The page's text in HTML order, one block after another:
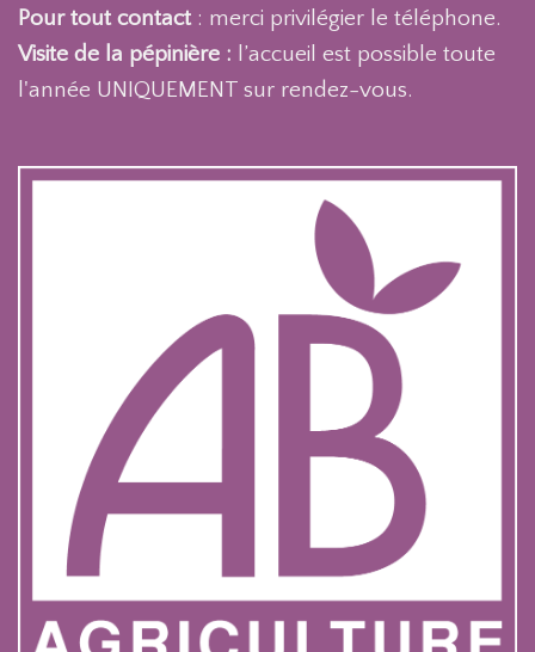
Pour tout contact : merci privilégier le téléphone.
Visite de la pépinière : l’accueil est possible toute
l'année UNIQUEMENT sur rendez-vous.